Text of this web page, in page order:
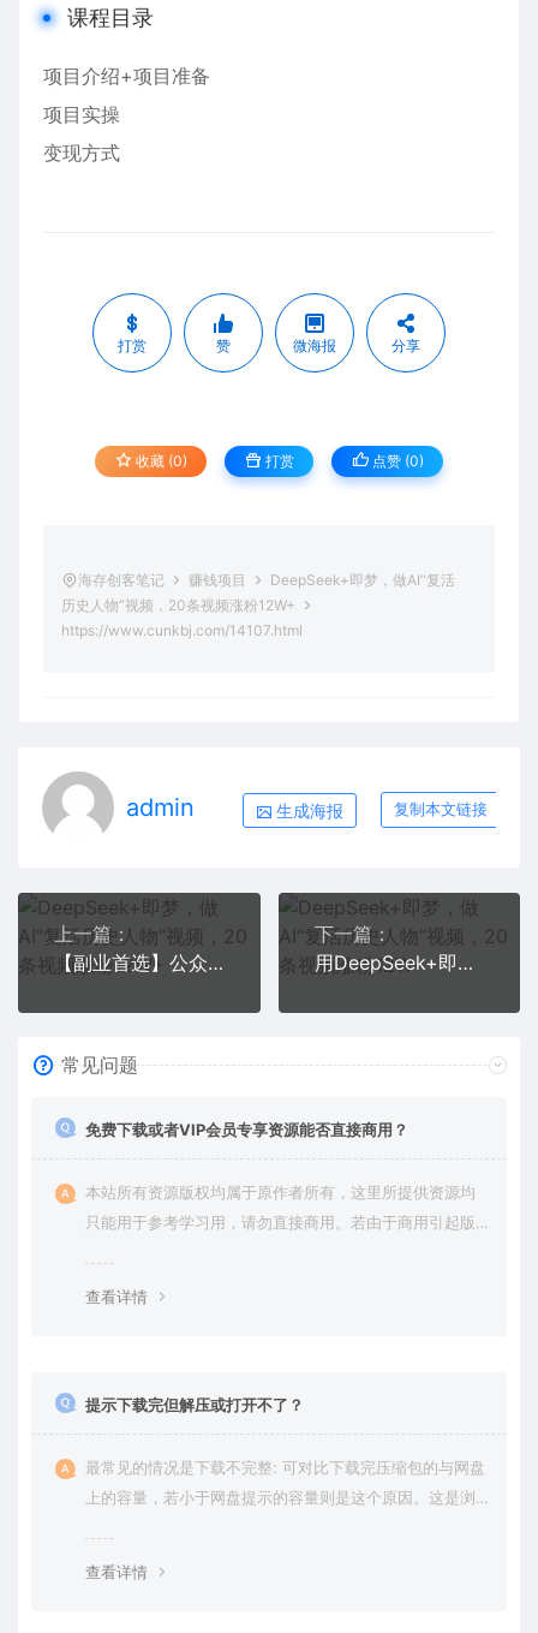
课程目录
项目介绍+项目准备
项目实操
变现方式
打赏 赞 微海报 分享
收藏 (0) 打赏 点赞 (0)
海存创客笔记 赚钱项目
DeepSeek+即梦，做AI“复活
历史人物”视频，20条视频涨粉12W+
https://www.cunkbj.com/14107.html
admin 生成海报 复制本文链接
上一篇：
【副业首选】公众号流量主分成，我出文章，你发布，每天粘贴复制，月入6000+
下一篇：
用DeepSeek+即梦，做3D儿童绘本，让流量暴涨300%，单日变现1000+
常见问题
免费下载或者VIP会员专享资源能否直接商用？
本站所有资源版权均属于原作者所有，这里所提供资源均
只能用于参考学习用，请勿直接商用。若由于商用引起版
查看详情
提示下载完但解压或打开不了？
最常见的情况是下载不完整: 可对比下载完压缩包的与网盘
上的容量，若小于网盘提示的容量则是这个原因。这是浏
查看详情